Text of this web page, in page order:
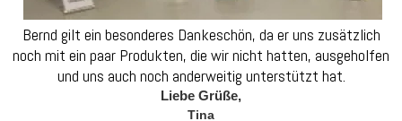
Bernd gilt ein besonderes Dankeschön, da er uns zusätzlich
noch mit ein paar Produkten, die wir nicht hatten, ausgeholfen
und uns auch noch anderweitig unterstützt hat.
Liebe Grüße,
Tina